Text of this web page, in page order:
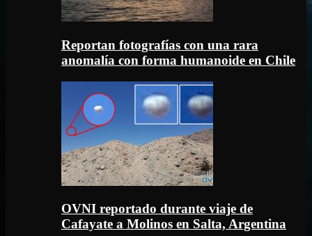
Reportan fotografías con una rara
anomalía con forma humanoide en Chile
OVNI reportado durante viaje de
Cafayate a Molinos en Salta, Argentina